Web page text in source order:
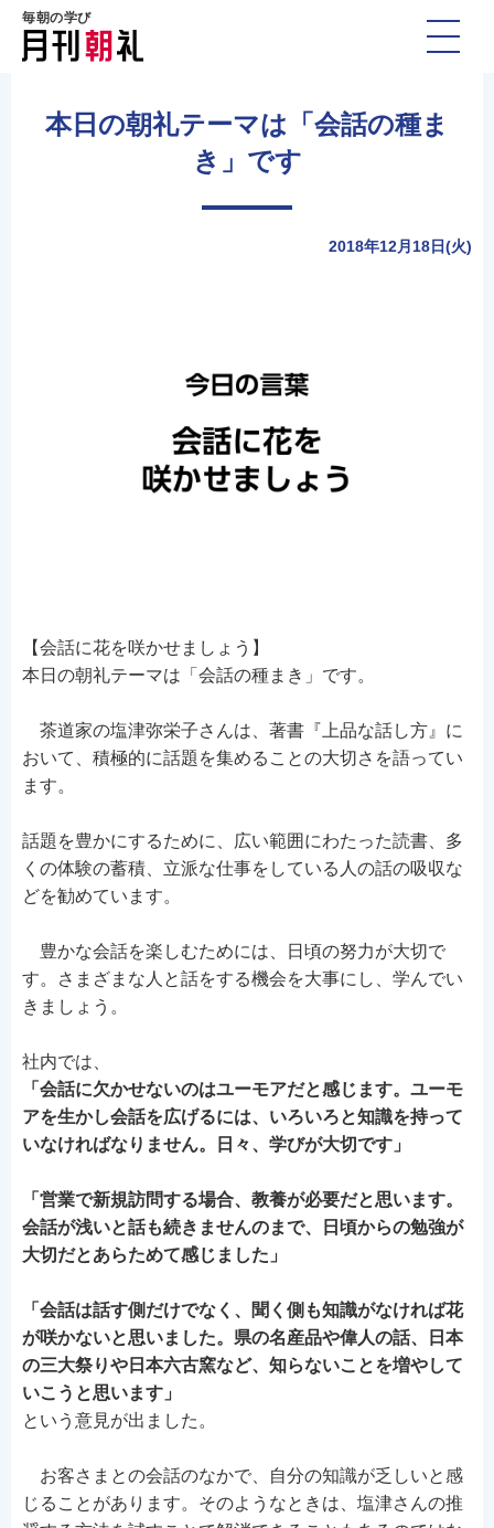
毎朝の学び
本日の朝礼テーマは「会話の種ま
き」です
2018年12月18日(火)
【会話に花を咲かせましょう】
本日の朝礼テーマは「会話の種まき」です。
茶道家の塩津弥栄子さんは、著書『上品な話し方』に
おいて、積極的に話題を集めることの大切さを語ってい
ます。
話題を豊かにするために、広い範囲にわたった読書、多
くの体験の蓄積、立派な仕事をしている人の話の吸収な
どを勧めています。
豊かな会話を楽しむためには、日頃の努力が大切で
す。さまざまな人と話をする機会を大事にし、学んでい
きましょう。
社内では、
「会話に欠かせないのはユーモアだと感じます。ユーモ
アを生かし会話を広げるには、いろいろと知識を持って
いなければなりません。日々、学びが大切です」
「営業で新規訪問する場合、教養が必要だと思います。
会話が浅いと話も続きませんのまで、日頃からの勉強が
大切だとあらためて感じました」
「会話は話す側だけでなく、聞く側も知識がなければ花
が咲かないと思いました。県の名産品や偉人の話、日本
の三大祭りや日本六古窯など、知らないことを増やして
いこうと思います」
という意見が出ました。
お客さまとの会話のなかで、自分の知識が乏しいと感
じることがあります。そのようなときは、塩津さんの推